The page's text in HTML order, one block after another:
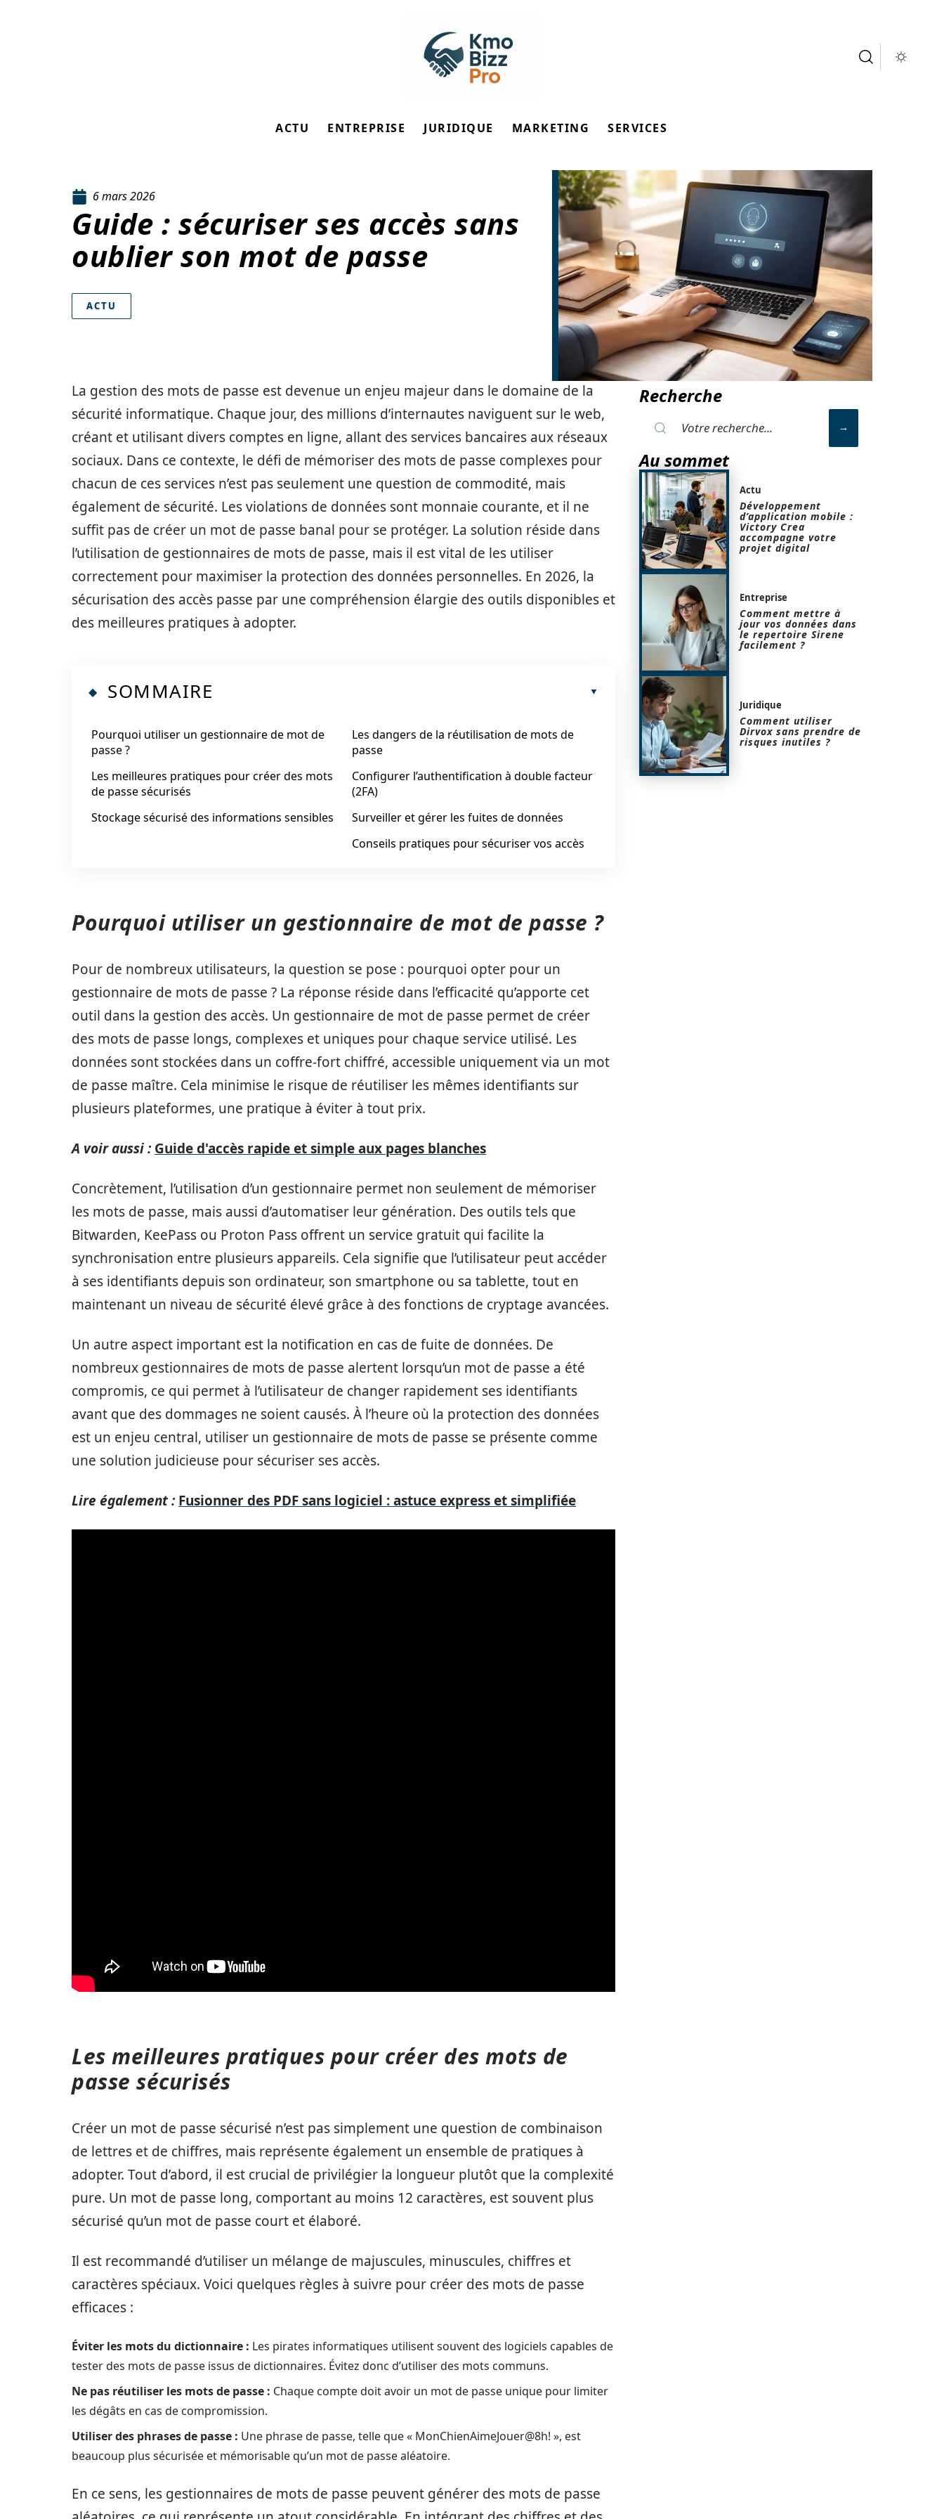
ACTU ENTREPRISE JURIDIQUE MARKETING SERVICES
6 mars 2026
Guide : sécuriser ses accès sans
oublier son mot de passe
ACTU
La gestion des mots de passe est devenue un enjeu majeur dans le domaine de la
sécurité informatique. Chaque jour, des millions d’internautes naviguent sur le web,
créant et utilisant divers comptes en ligne, allant des services bancaires aux réseaux
sociaux. Dans ce contexte, le défi de mémoriser des mots de passe complexes pour
chacun de ces services n’est pas seulement une question de commodité, mais
également de sécurité. Les violations de données sont monnaie courante, et il ne
suffit pas de créer un mot de passe banal pour se protéger. La solution réside dans
l’utilisation de gestionnaires de mots de passe, mais il est vital de les utiliser
correctement pour maximiser la protection des données personnelles. En 2026, la
sécurisation des accès passe par une compréhension élargie des outils disponibles et
des meilleures pratiques à adopter.
SOMMAIRE
Pourquoi utiliser un gestionnaire de mot de
passe ?
Les meilleures pratiques pour créer des mots
de passe sécurisés
Stockage sécurisé des informations sensibles
Les dangers de la réutilisation de mots de
passe
Configurer l’authentification à double facteur
(2FA)
Surveiller et gérer les fuites de données
Conseils pratiques pour sécuriser vos accès
Pourquoi utiliser un gestionnaire de mot de passe ?
Pour de nombreux utilisateurs, la question se pose : pourquoi opter pour un
gestionnaire de mots de passe ? La réponse réside dans l’efficacité qu’apporte cet
outil dans la gestion des accès. Un gestionnaire de mot de passe permet de créer
des mots de passe longs, complexes et uniques pour chaque service utilisé. Les
données sont stockées dans un coffre-fort chiffré, accessible uniquement via un mot
de passe maître. Cela minimise le risque de réutiliser les mêmes identifiants sur
plusieurs plateformes, une pratique à éviter à tout prix.
A voir aussi : Guide d'accès rapide et simple aux pages blanches
Concrètement, l’utilisation d’un gestionnaire permet non seulement de mémoriser
les mots de passe, mais aussi d’automatiser leur génération. Des outils tels que
Bitwarden, KeePass ou Proton Pass offrent un service gratuit qui facilite la
synchronisation entre plusieurs appareils. Cela signifie que l’utilisateur peut accéder
à ses identifiants depuis son ordinateur, son smartphone ou sa tablette, tout en
maintenant un niveau de sécurité élevé grâce à des fonctions de cryptage avancées.
Un autre aspect important est la notification en cas de fuite de données. De
nombreux gestionnaires de mots de passe alertent lorsqu’un mot de passe a été
compromis, ce qui permet à l’utilisateur de changer rapidement ses identifiants
avant que des dommages ne soient causés. À l’heure où la protection des données
est un enjeu central, utiliser un gestionnaire de mots de passe se présente comme
une solution judicieuse pour sécuriser ses accès.
Lire également : Fusionner des PDF sans logiciel : astuce express et simplifiée
Les meilleures pratiques pour créer des mots de
passe sécurisés
Créer un mot de passe sécurisé n’est pas simplement une question de combinaison
de lettres et de chiffres, mais représente également un ensemble de pratiques à
adopter. Tout d’abord, il est crucial de privilégier la longueur plutôt que la complexité
pure. Un mot de passe long, comportant au moins 12 caractères, est souvent plus
sécurisé qu’un mot de passe court et élaboré.
Il est recommandé d’utiliser un mélange de majuscules, minuscules, chiffres et
caractères spéciaux. Voici quelques règles à suivre pour créer des mots de passe
efficaces :
Éviter les mots du dictionnaire : Les pirates informatiques utilisent souvent des logiciels capables de
tester des mots de passe issus de dictionnaires. Évitez donc d’utiliser des mots communs.
Ne pas réutiliser les mots de passe : Chaque compte doit avoir un mot de passe unique pour limiter
les dégâts en cas de compromission.
Utiliser des phrases de passe : Une phrase de passe, telle que « MonChienAimeJouer@8h! », est
beaucoup plus sécurisée et mémorisable qu’un mot de passe aléatoire.
En ce sens, les gestionnaires de mots de passe peuvent générer des mots de passe
Recherche
Au sommet
Actu
Développement
d’application mobile :
Victory Crea
accompagne votre
projet digital
Entreprise
Comment mettre à
jour vos données dans
le repertoire Sirene
facilement ?
Juridique
Comment utiliser
Dirvox sans prendre de
risques inutiles ?